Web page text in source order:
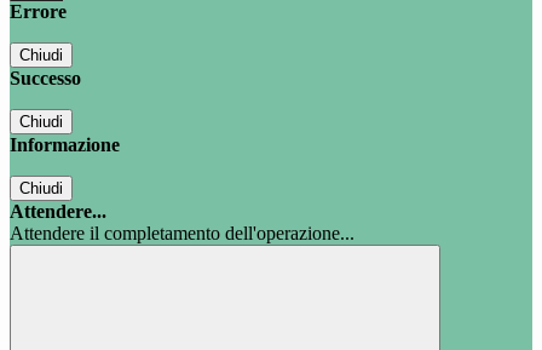
Errore
Chiudi
Successo
Chiudi
Informazione
Chiudi
Attendere...
Attendere il completamento dell'operazione...